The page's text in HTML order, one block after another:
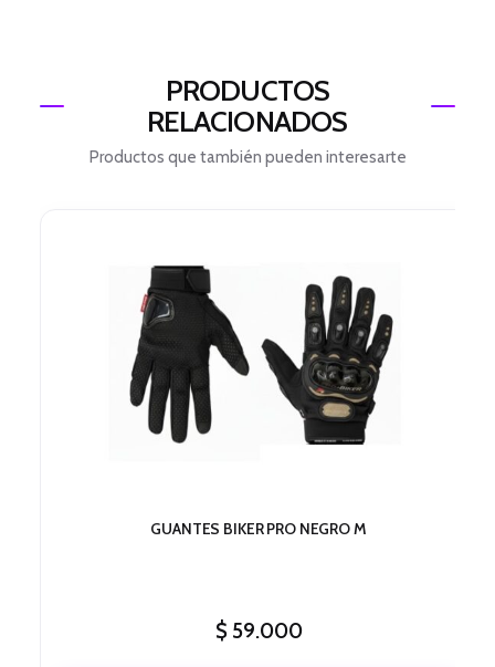
PRODUCTOS
RELACIONADOS
Productos que también pueden interesarte
GUANTES BIKER PRO NEGRO M
$59.000